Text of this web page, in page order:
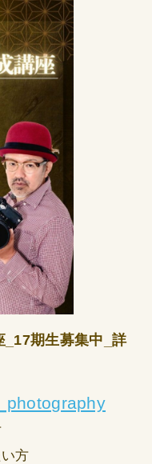
_17期生募集中_詳
方